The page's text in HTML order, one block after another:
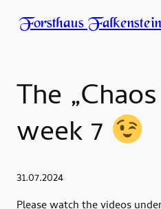
Forsthaus Falkenstein
The
week 7
31.07.2024